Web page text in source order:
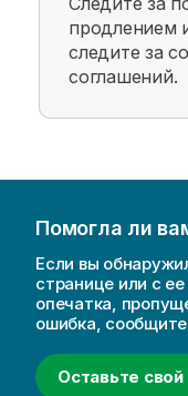
продлением
следите за
соглашений.
Помогла ли
Если вы
странице или с
опечатка,
ошибка,
Оставьте